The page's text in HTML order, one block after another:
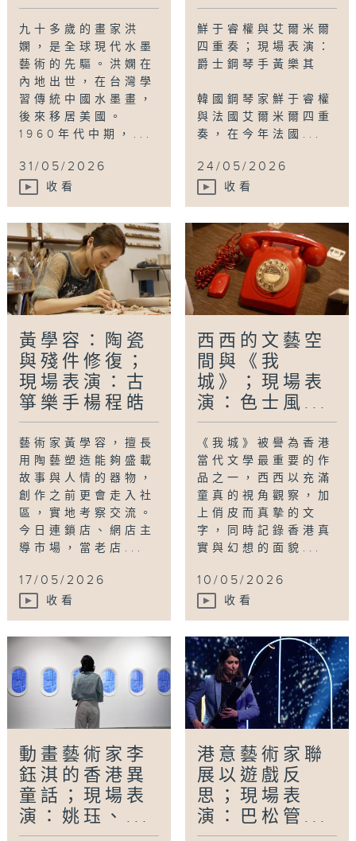
我們後會有期。
Tag: art ,culture The Works, Chinese
Works,Hong Kong
九十多歲的畫家洪
嫻，是全球現代水墨
藝術的先驅。洪嫻在
內地出世，在台灣學
習傳統中國水墨畫，
後來移居美國。
1960年代中期，...
31/05/2026
收看
鮮于睿權與艾爾米爾
四重奏；現場表演：
爵士鋼琴手黃樂其
韓國鋼琴家鮮于睿權
與法國艾爾米爾四重
奏，在今年法國...
24/05/2026
收看
黃學容：陶瓷
與殘件修復；
現場表演：古
箏樂手楊程皓
藝術家黃學容，擅長
用陶藝塑造能夠盛載
故事與人情的器物，
創作之前更會走入社
區，實地考察交流。
今日連鎖店、網店主
導市場，當老店...
17/05/2026
收看
西西的文藝空
間與《我
城》；現場表
演：色士風...
《我城》被譽為香港
當代文學最重要的作
品之一，西西以充滿
童真的視角觀察，加
上俏皮而真摯的文
字，同時記錄香港真
實與幻想的面貌...
10/05/2026
收看
動畫藝術家李
鈺淇的香港異
童話；現場表
演：姚珏、...
港意藝術家聯
展以遊戲反
思；現場表
演：巴松管...